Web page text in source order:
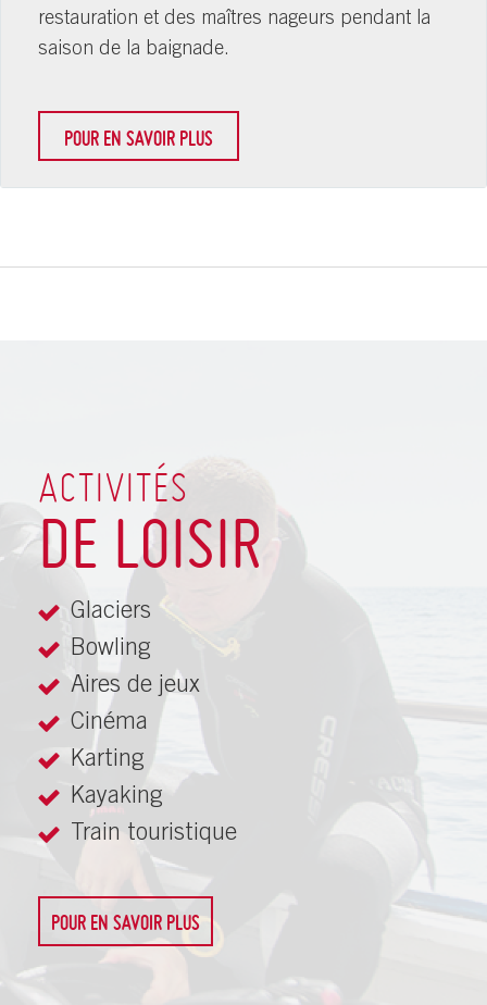
restauration et des maîtres nageurs pendant la
saison de la baignade.
POUR EN SAVOIR PLUS
ACTIVITÉS
DE LOISIR
Glaciers
Bowling
Aires de jeux
Cinéma
Karting
Kayaking
Train touristique
POUR EN SAVOIR PLUS